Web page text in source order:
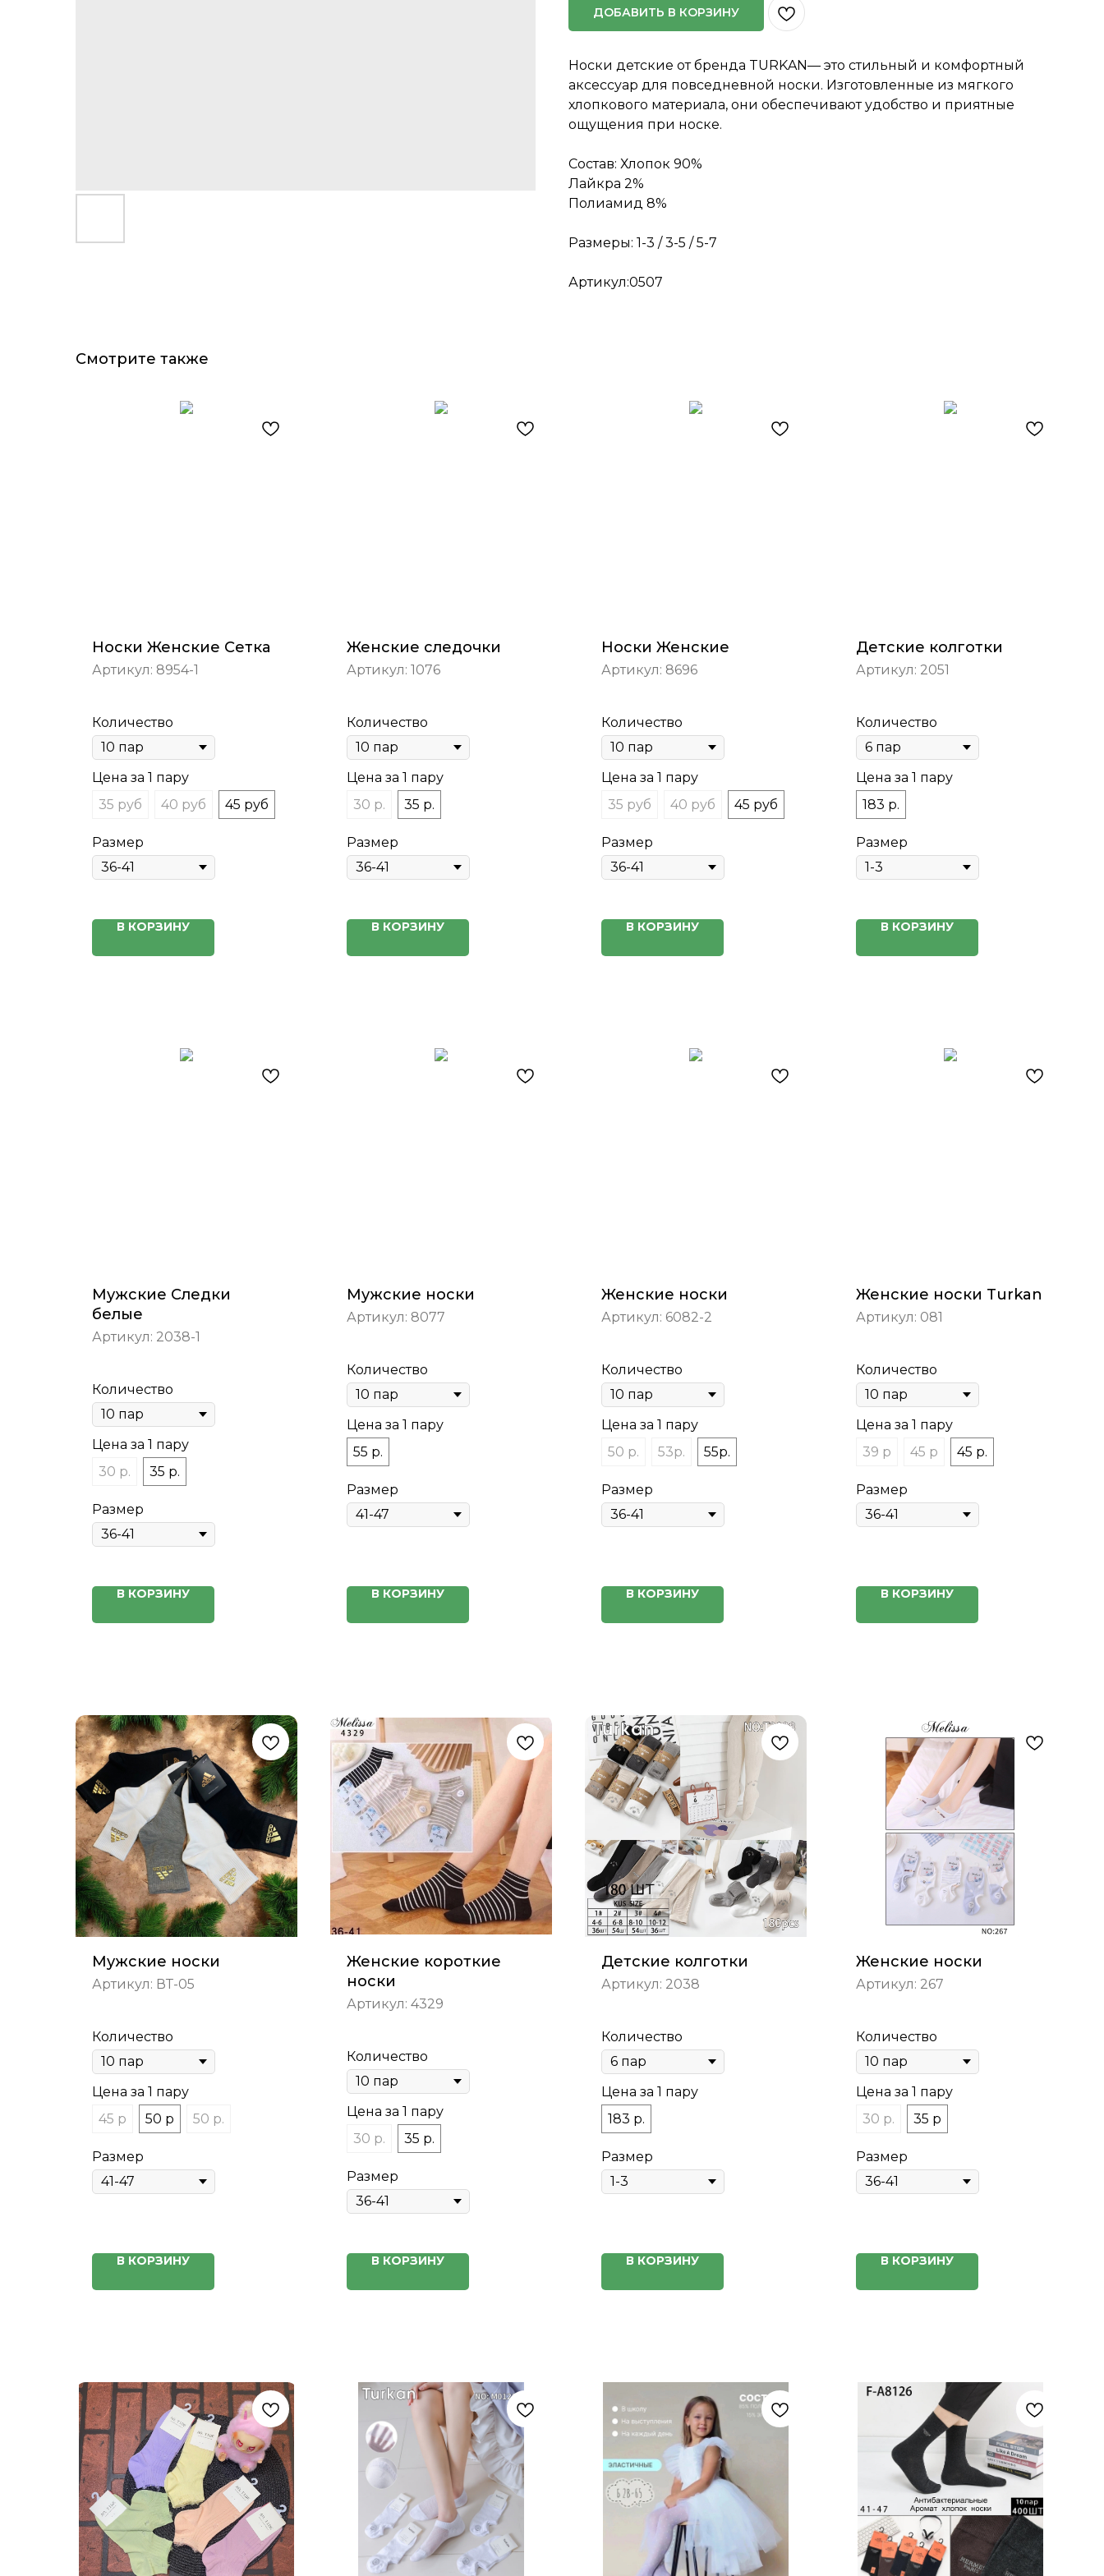
ДОБАВИТЬ В КОРЗИНУ
Носки детские от бренда TURKAN— это стильный и комфортный
аксессуар для повседневной носки. Изготовленные из мягкого
хлопкового материала, они обеспечивают удобство и приятные
ощущения при носке.
Состав: Хлопок 90%
Лайкра 2%
Полиамид 8%
Размеры: 1-3 / 3-5 / 5-7
Артикул:0507
Смотрите также
Носки Женские Сетка
Артикул: 8954-1
Количество
Цена за 1 пару
35 руб
40 руб 45 руб
Размер
В КОРЗИНУ
Женские следочки
Артикул: 1076
Количество
Цена за 1 пару
30 р.
35 р.
Размер
В КОРЗИНУ
Носки Женские
Артикул: 8696
Количество
Цена за 1 пару
35 руб
40 руб 45 руб
Размер
В КОРЗИНУ
Детские колготки
Артикул: 2051
Количество
Цена за 1 пару
183 р.
Размер
В КОРЗИНУ
Мужские Следки
белые
Артикул: 2038-1
Количество
Цена за 1 пару
30 р.
35 р.
Размер
В КОРЗИНУ
Мужские носки
Артикул: 8077
Количество
Цена за 1 пару
55 р.
Размер
В КОРЗИНУ
Женские носки
Артикул: 6082-2
Количество
Цена за 1 пару
50 р.
53р. 55р.
Размер
В КОРЗИНУ
Женские носки Turkan
Артикул: 081
Количество
Цена за 1 пару
39 р
45 р 45 р.
Размер
В КОРЗИНУ
Мужские носки
Артикул: ВТ-05
Количество
Цена за 1 пару
45 р
50 р 50 р.
Размер
В КОРЗИНУ
Женские короткие
носки
Артикул: 4329
Количество
Цена за 1 пару
30 р.
35 р.
Размер
В КОРЗИНУ
Детские колготки
Артикул: 2038
Количество
Цена за 1 пару
183 р.
Размер
В КОРЗИНУ
Женские носки
Артикул: 267
Количество
Цена за 1 пару
30 р.
35 р
Размер
В КОРЗИНУ